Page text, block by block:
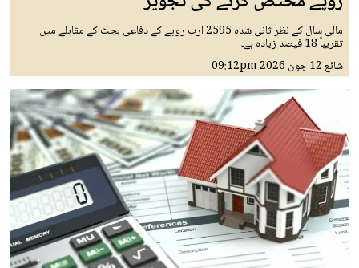
مالی سال کے نظر ثانی شدہ 2595 ارب روپے کے دفاعی بجٹ کے مقابلے میں
تقریباً 18 فیصد زیادہ ہے۔
شائع12 جون 2026 09:12pm